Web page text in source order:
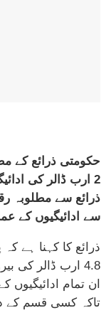
حکومتی ذرائع کے
2 ارب ڈالر کی
ذرائع سے مطلوبہ
سے ادائیگیوں کے
ذرائع کا کہنا ہے
4.8 ارب ڈالر کی
ان تمام ادائیگیوں
تاکہ کسی قسم کے